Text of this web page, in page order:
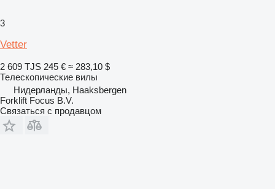
3
Vetter
2 609 TJS 245 € ≈ 283,10 $
Телескопические вилы
Нидерланды, Haaksbergen
Forklift Focus B.V.
Связаться с продавцом